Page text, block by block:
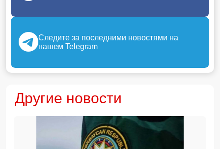
Следите за последними новостями на
нашем Telegram
Другие новости